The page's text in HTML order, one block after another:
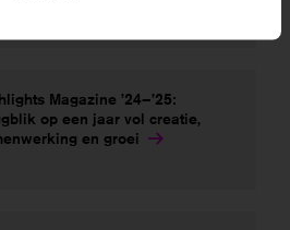
Magazine ’24–’25:
op een jaar vol creatie,
en groei